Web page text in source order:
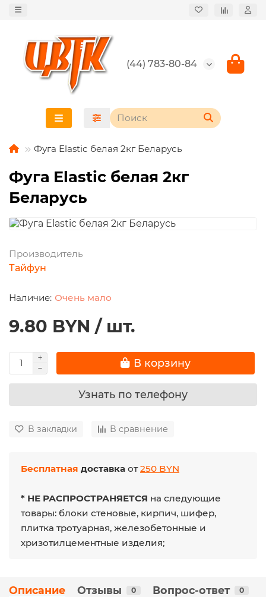
(44) 783-80-84
Фуга Elastic белая 2кг Беларусь
Фуга Elastic белая 2кг
Беларусь
Производитель
Тайфун
Очень мало
9.80 BYN / шт.
В корзину
Узнать по телефону
В закладки В сравнение
Бесплатная доставка от250 BYN
* НЕ РАСПРОСТРАНЯЕТСЯ на следующие
товары: блоки стеновые, кирпич, шифер,
плитка тротуарная, железобетонные и
хризотилцементные изделия;
Описание Отзывы 0 Вопрос-ответ 0